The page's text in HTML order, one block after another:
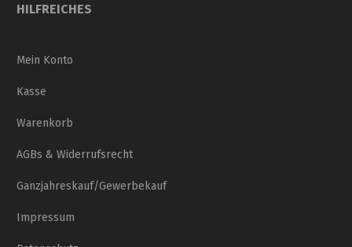
HILFREICHES
Mein Konto
Kasse
Warenkorb
AGBs & Widerrufsrecht
Ganzjahreskauf/Gewerbekauf
Impressum